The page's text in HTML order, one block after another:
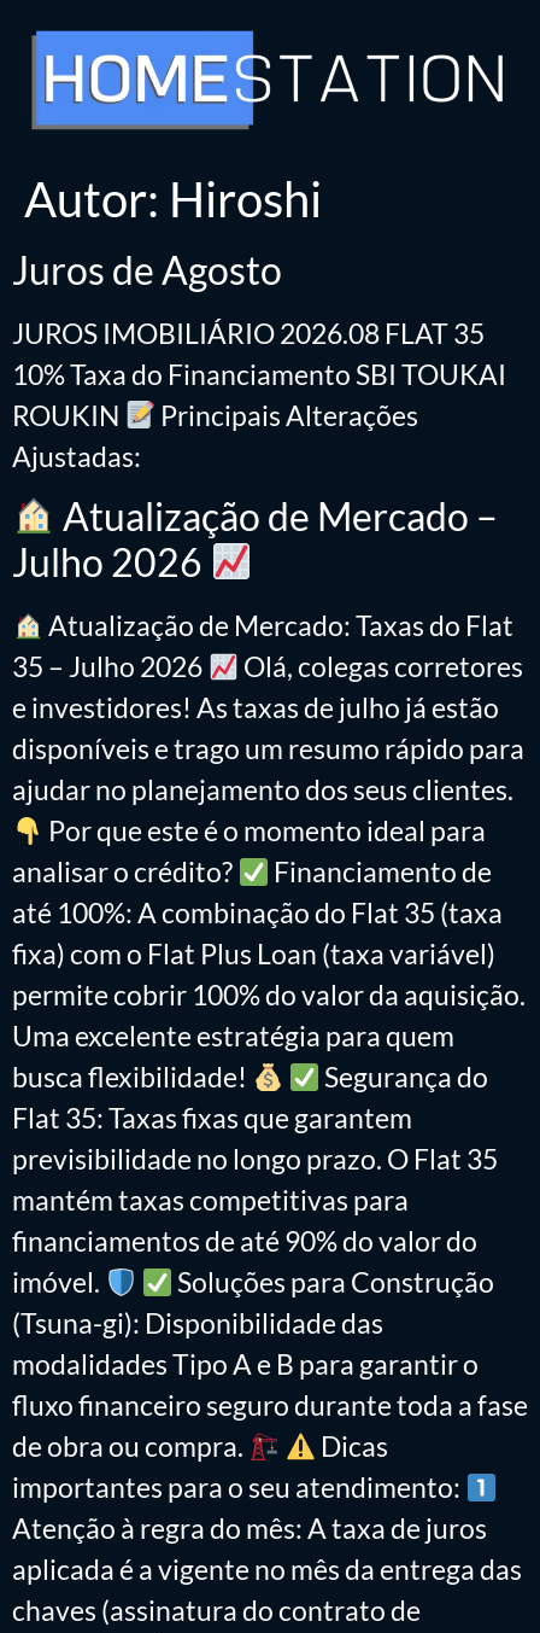
Autor: Hiroshi
Juros de Agosto
JUROS IMOBILIÁRIO 2026.08 FLAT 35
10% Taxa do Financiamento SBI TOUKAI
ROUKIN
Principais Alterações
Ajustadas:
Atualização de Mercado –
Julho 2026
Atualização de Mercado: Taxas do Flat
35 – Julho 2026
Olá, colegas corretores
e investidores! As taxas de julho já estão
disponíveis e trago um resumo rápido para
ajudar no planejamento dos seus clientes.
Por que este é o momento ideal para
analisar o crédito?
Financiamento de
até 100%: A combinação do Flat 35 (taxa
fixa) com o Flat Plus Loan (taxa variável)
permite cobrir 100% do valor da aquisição.
Uma excelente estratégia para quem
busca flexibilidade!
Segurança do
Flat 35: Taxas fixas que garantem
previsibilidade no longo prazo. O Flat 35
mantém taxas competitivas para
financiamentos de até 90% do valor do
imóvel.
Soluções para Construção
(Tsuna-gi): Disponibilidade das
modalidades Tipo A e B para garantir o
fluxo financeiro seguro durante toda a fase
de obra ou compra.
Dicas
importantes para o seu atendimento:
Atenção à regra do mês: A taxa de juros
aplicada é a vigente no mês da entrega das
chaves (assinatura do contrato de